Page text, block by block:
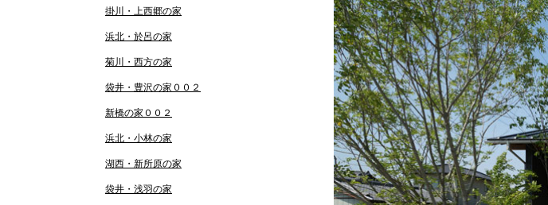
掛川・上西郷の家
浜北・於呂の家
菊川・西方の家
袋井・豊沢の家００２
新橋の家００２
浜北・小林の家
湖西・新所原の家
袋井・浅羽の家